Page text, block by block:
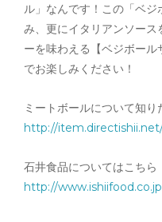
ル」なんです！この「ベ
み、更にイタリアンソース
ーを味わえる【ベジボー
でお楽しみください！
ミートボールについて知り
http://
石井食品についてはこちら
http://www.ishiifood.co.jp